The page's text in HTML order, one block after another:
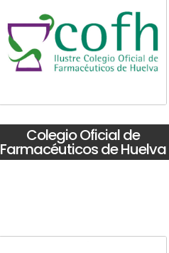
Colegio Oficial de
Farmacéuticos de Huelva